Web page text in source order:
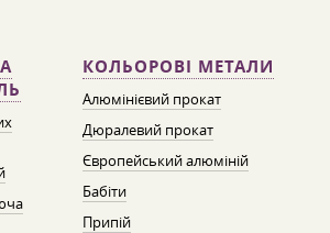
КОЛЬОРОВІ МЕТАЛИ
Алюмінієвий прокат
Дюралевий прокат
Європейський алюміній
Бабіти
Припій